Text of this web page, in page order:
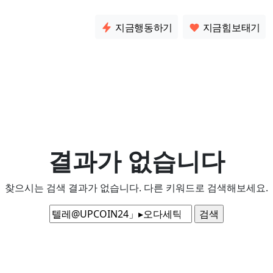
지금행동하기 지금힘보태기
결과가 없습니다
찾으시는 검색 결과가 없습니다. 다른 키워드로 검색해보세요.
검
색: